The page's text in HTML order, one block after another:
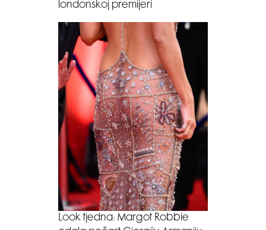
londonskoj premijeri
Look tjedna: Margot Robbie